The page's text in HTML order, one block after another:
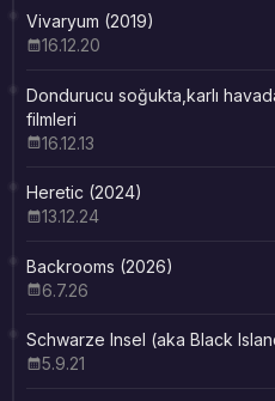
Vivaryum (2019)
16.12.20
Dondurucu soğukta,karlı
filmleri
16.12.13
Heretic (2024)
13.12.24
Backrooms (2026)
6.7.26
Schwarze Insel (aka Black
5.9.21